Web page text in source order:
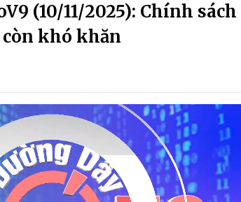
(10/11/2025): Chính sách
khó khăn